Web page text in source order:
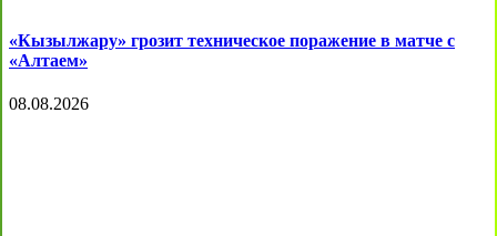
«Кызылжару» грозит техническое поражение в матче с
«Алтаем»
08.08.2026